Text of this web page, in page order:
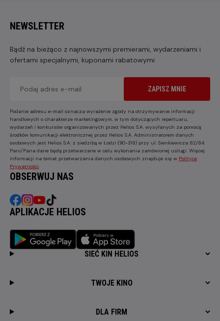
NEWSLETTER
Bądź na bieżąco z najnowszymi premierami, wydarzeniami i
ofertami specjalnymi, kuponami rabatowymi
ZAPISZ MNIE
Podanie adresu e-mail oznacza wyrażenie zgody na otrzymywanie informacji
handlowych o charakterze marketingowym, w tym dotyczących repertuaru,
wydarzeń i konkursów organizowanych przez Helios S.A. wysyłanych za pomocą
środków komunikacji elektronicznej przez Helios S.A. Administratorem danych
osobowych jest Helios S.A. z siedzibą w Łodzi (90-318) przy ul. Sienkiewicza 82/84.
Pani/Pana dane będą przetwarzane w celu wykonania zamówionej usługi. Więcej
informacji na temat przetwarzania danych osobowych znajduje się w Polityce
Prywatności
OBSERWUJ NAS
APLIKACJE HELIOS
SIEĆ KIN HELIOS
TWOJE KINO
DLA FIRM